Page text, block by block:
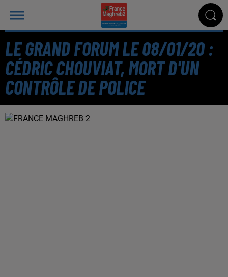
LE GRAND FORUM LE 08/01/20 :
CÉDRIC CHOUVIAT, MORT D'UN
CONTRÔLE DE POLICE